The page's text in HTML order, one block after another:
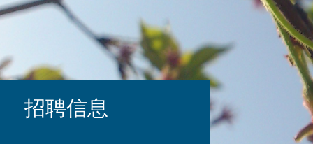
招聘信息